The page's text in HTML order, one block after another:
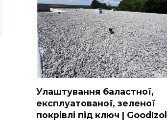
Улаштування баластної,
експлуатованої, зеленої
покрівлі під ключ | GoodIzol